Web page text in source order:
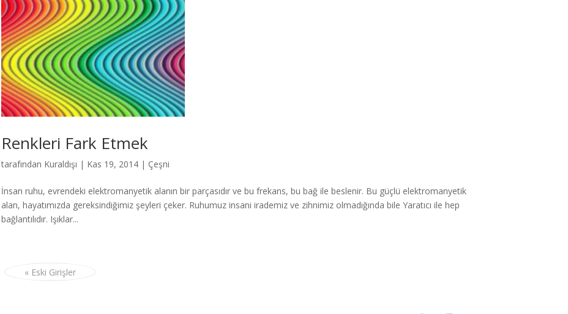
Renkleri Fark Etmek
tarafından Kuraldışı | Kas 19, 2014| Çeşni
İnsan ruhu, evrendeki elektromanyetik alanın bir parçasıdır ve bu frekans, bu bağ ile beslenir. Bu güçlü elektromanyetik
alan, hayatımızda gereksindiğimiz şeyleri çeker. Ruhumuz insani irademiz ve zihnimiz olmadığında bile Yaratıcı ile hep
bağlantılıdır. Işıklar...
« Eski Girişler